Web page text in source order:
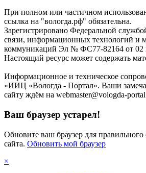
При полном или частичном
ссылка на "вологда.рф" обязательна.
Зарегистрировано Федеральной
связи, информационных технологий и
коммуникаций Эл № ФС77-82164 от 02
Настоящий ресурс может содержать
Информационное и техническое
«ИИЦ «Вологда - Портал». Ваши
сайту ждём на webmaster@vologda-
Ваш браузер устарел!
Обновите ваш браузер для правильного
сайта. Обновить мой браузер
×